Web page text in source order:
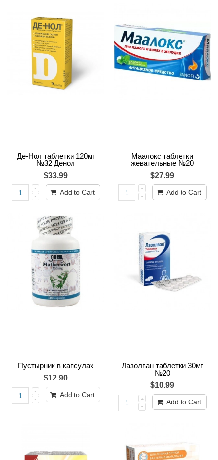
Де-Нол таблетки 120мг
№32 Денол
$33.99
Add to Cart
Маалокс таблетки
жевательные №20
$27.99
Add to Cart
Пустырник в капсулах
$12.90
Add to Cart
Лазолван таблетки 30мг
№20
$10.99
Add to Cart